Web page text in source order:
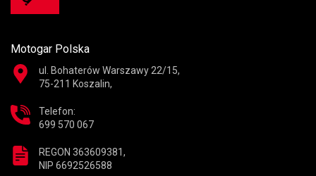
Motogar Polska
ul. Bohaterów Warszawy 22/15,
75-211 Koszalin,
Telefon:
699 570 067
REGON 363609381,
NIP 6692526588